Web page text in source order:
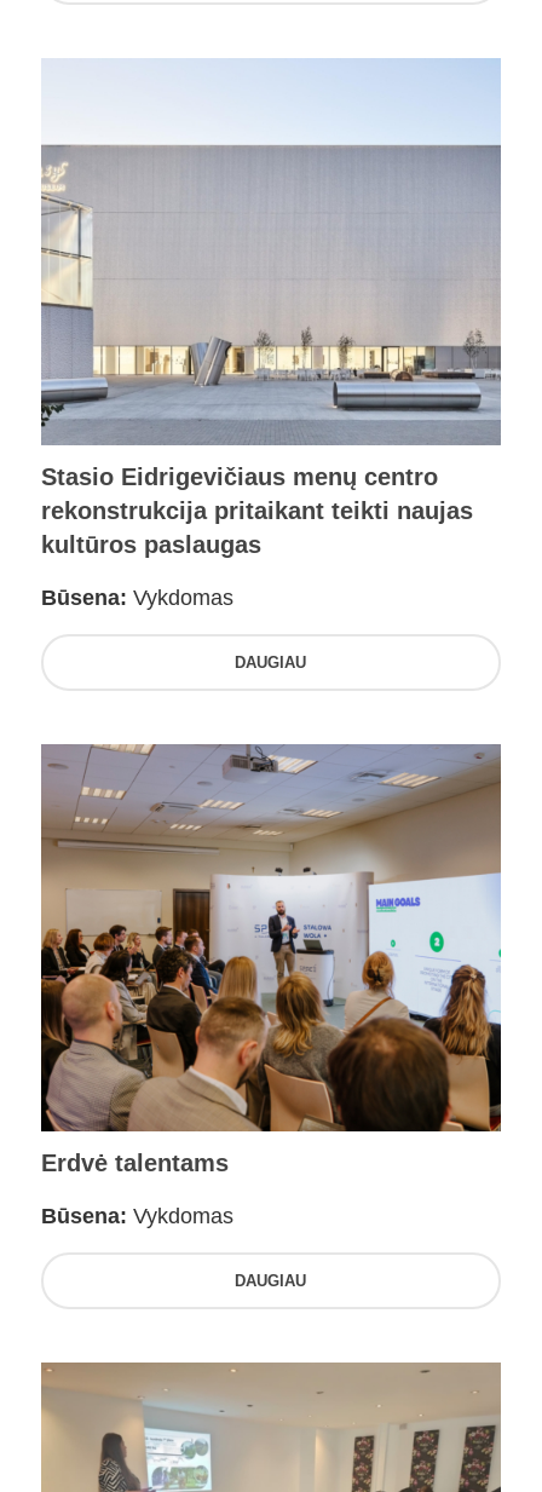
Stasio Eidrigevičiaus menų centro
rekonstrukcija pritaikant teikti naujas
kultūros paslaugas
Būsena: Vykdomas
DAUGIAU
Erdvė talentams
Būsena: Vykdomas
DAUGIAU